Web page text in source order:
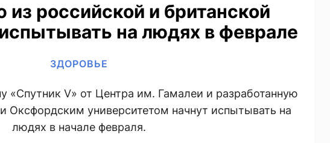
российской и британской
на людях в феврале
ЗДОРОВЬЕ
«Спутник V» от Центра им. Гамалеи и разработанную
Оксфордским университетом начнут испытывать на
людях в начале февраля.